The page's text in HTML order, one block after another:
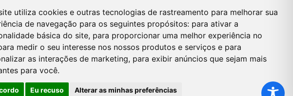
utiliza cookies e outras tecnologias de rastreamento para melhorar sua
de navegação para os seguintes propósitos: para ativar a
básica do site, para proporcionar uma melhor experiência no
medir o seu interesse nos nossos produtos e serviços e para
as interações de marketing, para exibir anúncios que sejam mais
para você.
Eu recuso Alterar as minhas preferências